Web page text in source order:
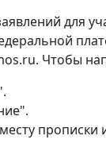
для
Чтобы
прописки